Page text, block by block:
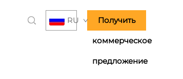
RU Получить
коммерческое
предложение